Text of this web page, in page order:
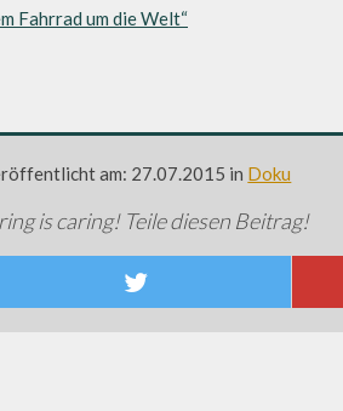
Fahrrad um die Welt“
am: 27.07.2015 in Doku
is caring! Teile diesen Beitrag!